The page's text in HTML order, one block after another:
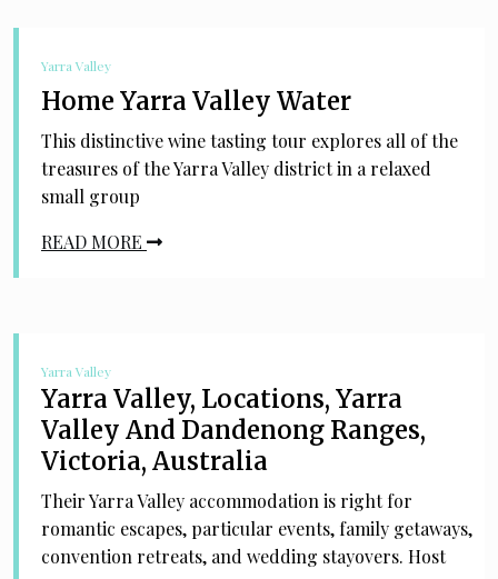
Yarra Valley
Home Yarra Valley Water
This distinctive wine tasting tour explores all of the
treasures of the Yarra Valley district in a relaxed
small group
READ MORE
Yarra Valley
Yarra Valley, Locations, Yarra
Valley And Dandenong Ranges,
Victoria, Australia
Their Yarra Valley accommodation is right for
romantic escapes, particular events, family getaways,
convention retreats, and wedding stayovers. Host